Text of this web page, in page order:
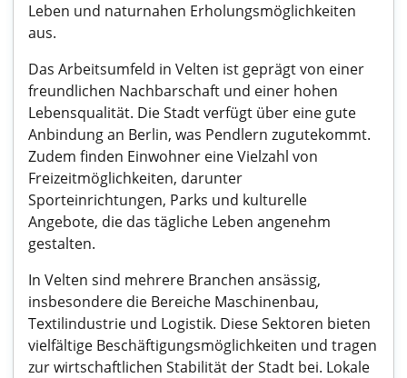
Leben und naturnahen Erholungsmöglichkeiten
aus.
Das Arbeitsumfeld in Velten ist geprägt von einer
freundlichen Nachbarschaft und einer hohen
Lebensqualität. Die Stadt verfügt über eine gute
Anbindung an Berlin, was Pendlern zugutekommt.
Zudem finden Einwohner eine Vielzahl von
Freizeitmöglichkeiten, darunter
Sporteinrichtungen, Parks und kulturelle
Angebote, die das tägliche Leben angenehm
gestalten.
In Velten sind mehrere Branchen ansässig,
insbesondere die Bereiche Maschinenbau,
Textilindustrie und Logistik. Diese Sektoren bieten
vielfältige Beschäftigungsmöglichkeiten und tragen
zur wirtschaftlichen Stabilität der Stadt bei. Lokale